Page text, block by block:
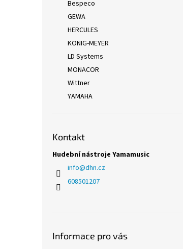
Bespeco
GEWA
HERCULES
KONIG-MEYER
LD Systems
MONACOR
Wittner
YAMAHA
Kontakt
Hudební nástroje Yamamusic
info@dhn.cz
608501207
Informace pro vás